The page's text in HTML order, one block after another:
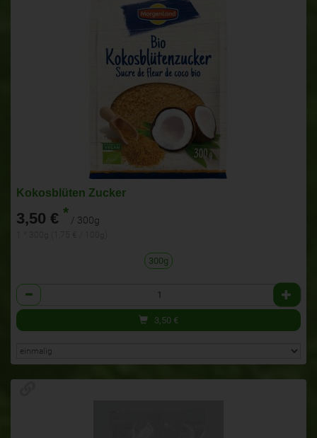
Kokosblüten Zucker
3,50 € * / 300g
300g
Anzahl
3,50 €